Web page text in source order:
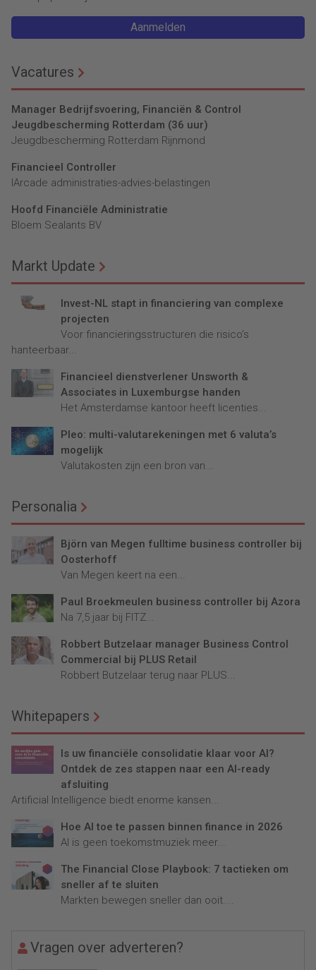
Aanmelden
Vacatures
Manager Bedrijfsvoering, Financiën & Control
Jeugdbescherming Rotterdam (36 uur)
Jeugdbescherming Rotterdam Rijnmond
Financieel Controller
lArcade administraties-advies-belastingen
Hoofd Financiële Administratie
Bloem Sealants BV
Markt Update
Invest-NL stapt in financiering van complexe
projecten
Voor financieringsstructuren die risico’s
hanteerbaar...
Financieel dienstverlener Unsworth &
Associates in Luxemburgse handen
Het Amsterdamse kantoor heeft licenties...
Pleo: multi-valutarekeningen met 6 valuta’s
mogelijk
Valutakosten zijn een bron van...
Personalia
Björn van Megen fulltime business controller bij
Oosterhoff
Van Megen keert na een...
Paul Broekmeulen business controller bij Azora
Na 7,5 jaar bij FITZ...
Robbert Butzelaar manager Business Control
Commercial bij PLUS Retail
Robbert Butzelaar terug naar PLUS...
Whitepapers
Is uw financiële consolidatie klaar voor AI?
Ontdek de zes stappen naar een AI-ready
afsluiting
Artificial Intelligence biedt enorme kansen...
Hoe AI toe te passen binnen finance in 2026
AI is geen toekomstmuziek meer...
The Financial Close Playbook: 7 tactieken om
sneller af te sluiten
Markten bewegen sneller dan ooit....
Vragen over adverteren?